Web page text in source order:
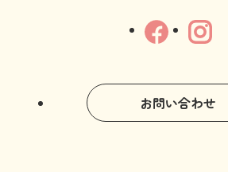
お問い合わせ